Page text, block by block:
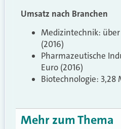
Umsatz nach Branchen
Medizintechnik:
(2016)
Pharmazeutische
Euro (2016)
Biotechnologie: 3,28
Mehr zum Thema